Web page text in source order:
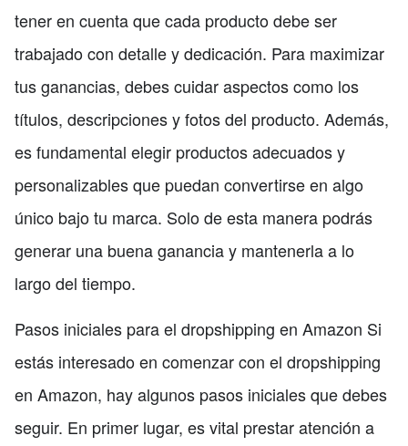
tener en cuenta que cada producto debe ser
trabajado con detalle y dedicación. Para maximizar
tus ganancias, debes cuidar aspectos como los
títulos, descripciones y fotos del producto. Además,
es fundamental elegir productos adecuados y
personalizables que puedan convertirse en algo
único bajo tu marca. Solo de esta manera podrás
generar una buena ganancia y mantenerla a lo
largo del tiempo.
Pasos iniciales para el dropshipping en Amazon Si
estás interesado en comenzar con el dropshipping
en Amazon, hay algunos pasos iniciales que debes
seguir. En primer lugar, es vital prestar atención a